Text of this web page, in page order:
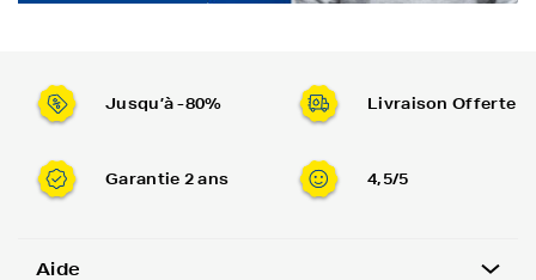
Jusqu’à -80% Livraison Offerte
Garantie 2 ans 4,5/5
Aide